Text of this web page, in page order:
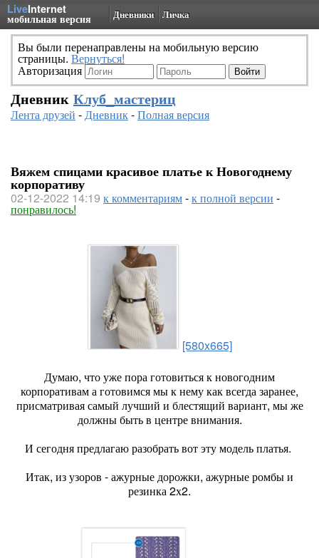
LiveInternet
мобильная версия Дневники Личка
Вы были перенаправлены на мобильную версию
страницы. Вернуться!
Авторизация
Дневник Клуб_мастериц
Лента друзей -Дневник-Полная версия
Вяжем спицами красивое платье к Новогоднему
корпоративу
02-12-2022 14:19 к комментариям-к полной версии -
понравилось!
[580x665]
Думаю, что уже пора готовиться к новогодним
корпоративам а готовимся мы к нему как всегда заранее,
присматривая самый лучший и блестящий вариант, мы же
должны быть в центре внимания.
И сегодня предлагаю разобрать вот эту модель платья.
Итак, из узоров - ажурные дорожки, ажурные ромбы и
резинка 2х2.